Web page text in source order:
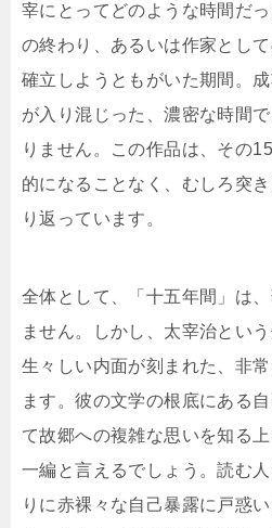
宰にとってどのような時間だ
の終わり、あるいは作家とし
確立しようともがいた期間。
が入り混じった、濃密な時間
りません。この作品は、その
的になることなく、むしろ突
り返っています。
全体として、「十五年間」は
ません。しかし、太宰治とい
生々しい内面が刻まれた、非
ます。彼の文学の根底にある
て故郷への複雑な思いを知る
一編と言えるでしょう。読む
りに赤裸々な自己暴露に戸惑